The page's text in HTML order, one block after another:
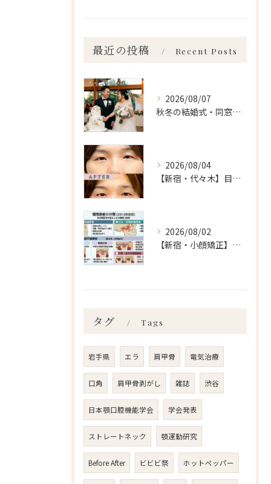
最近の投稿 Recent Posts
2026/08/07
秋冬の結婚式・同窓会に間に合わせるなら「今」始めるべき理由 ailes式 before・after 新宿・食いしばり・骨盤矯正・小顔矯正・顎関節症・顔の左右差ならailesシンメトリー矯正院
2026/08/04
【新宿・代々木】目の左右差ailes式 before・after 新宿・食いしばり・骨盤矯正・小顔矯正・顎関節症・顔の左右差ならailesシンメトリー矯正院
2026/08/02
【新宿・小顔矯正】顎関節症の分類、あなたはいくつ言えますか？ailes式 before・after 新宿・食いしばり・骨盤矯正・小顔矯正・顎関節症・顔の左右差ならailesシンメトリー矯正院
タグ Tags
岩手県 エラ 肩甲骨 電気治療
口角 肩甲骨剥がし 雑誌 渋谷
日本顎口腔機能学会 学会発表
ストレートネック 顎運動研究
Before After ビビビ祭 ホットペッパー